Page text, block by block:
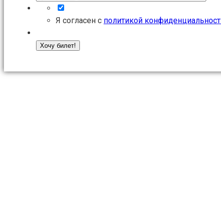
Я согласен с политикой